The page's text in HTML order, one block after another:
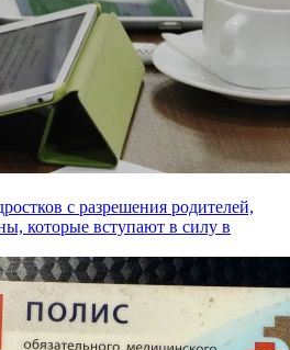
с разрешения родителей,
которые вступают в силу в